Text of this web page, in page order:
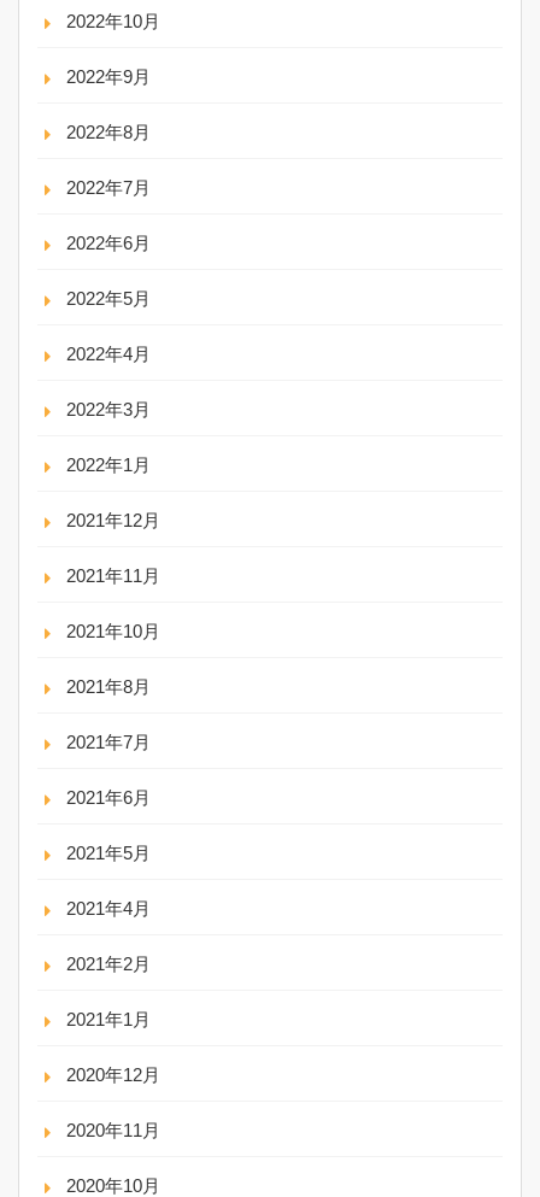
2022年10月
2022年9月
2022年8月
2022年7月
2022年6月
2022年5月
2022年4月
2022年3月
2022年1月
2021年12月
2021年11月
2021年10月
2021年8月
2021年7月
2021年6月
2021年5月
2021年4月
2021年2月
2021年1月
2020年12月
2020年11月
2020年10月